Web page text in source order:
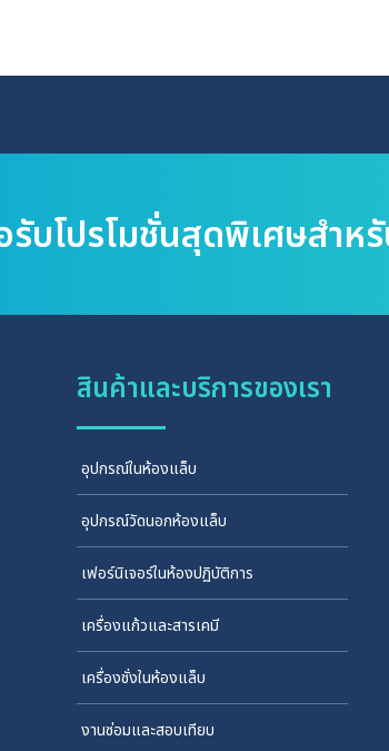
บโปรโมชั่นสุดพิเศษสำห
สินค้าและบริการของเรา
อุปกรณ์ในห้องแล็บ
อุปกรณ์วัดนอกห้องแล็บ
เฟอร์นิเจอร์ในห้องปฏิบัติการ
เครื่องแก้วและสารเคมี
เครื่องชั่งในห้องแล็บ
งานซ่อมและสอบเทียบ